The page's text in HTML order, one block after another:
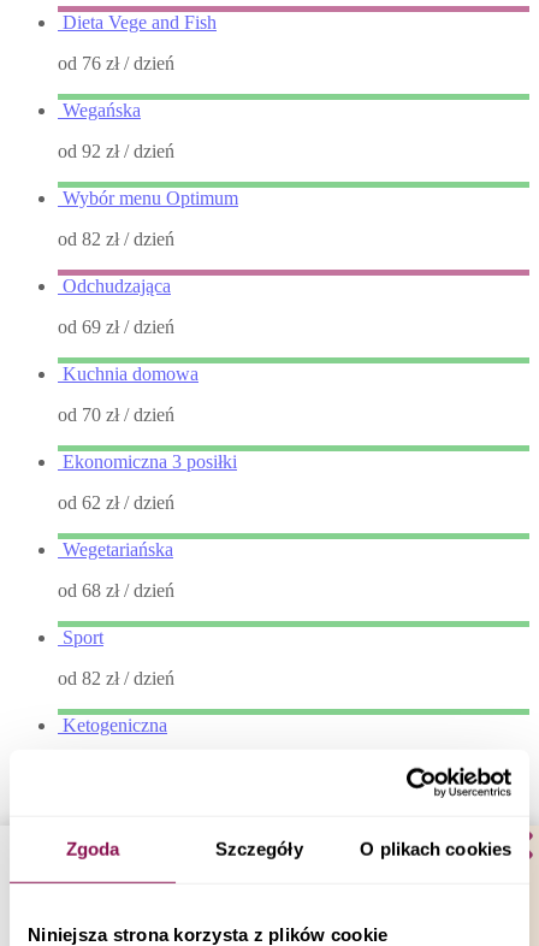
Zgoda Szczegóły O plikach cookies
Niniejsza strona korzysta z plików cookie
Dieta Vege and Fish
od 76 zł/ dzień
Wegańska
od 92 zł/ dzień
Wybór menu Optimum
od 82 zł/ dzień
Odchudzająca
od 69 zł/ dzień
Kuchnia domowa
od 70 zł/ dzień
Ekonomiczna 3 posiłki
od 62 zł/ dzień
Wegetariańska
od 68 zł/ dzień
Sport
od 82 zł/ dzień
Ketogeniczna
od 78 zł/ dzień
od 66 zł/ dzień